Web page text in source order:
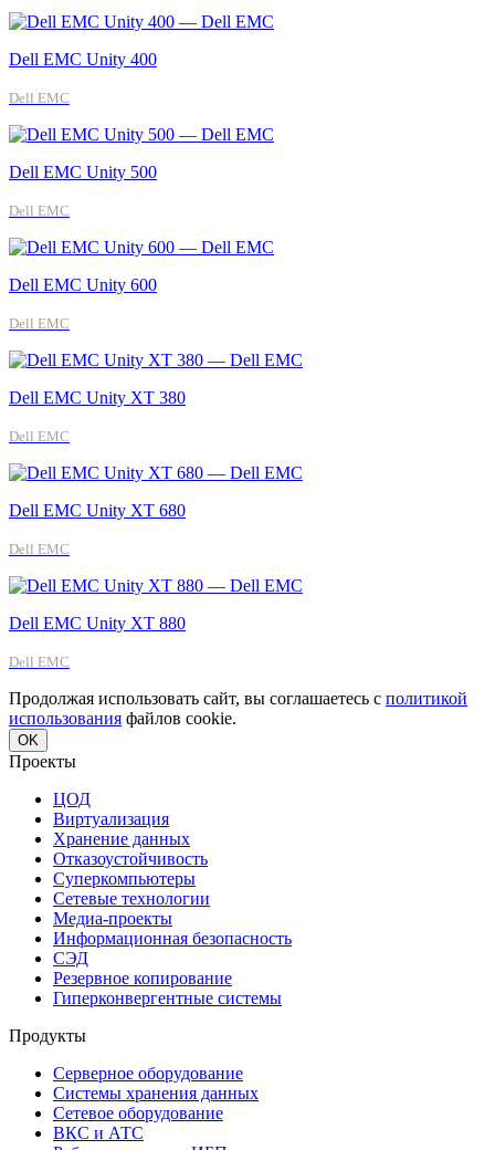
Dell EMC Unity 400
Dell EMC
Dell EMC Unity 500
Dell EMC
Dell EMC Unity 600
Dell EMC
Dell EMC Unity XT 380
Dell EMC
Dell EMC Unity XT 680
Dell EMC
Dell EMC Unity XT 880
Dell EMC
Продолжая использовать сайт, вы соглашаетесь с политикой
использования файлов cookie.
OK
Проекты
ЦОД
Виртуализация
Хранение данных
Отказоустойчивость
Суперкомпьютеры
Сетевые технологии
Медиа-проекты
Информационная безопасность
СЭД
Резервное копирование
Гиперконвергентные системы
Продукты
Серверное оборудование
Системы хранения данных
Сетевое оборудование
ВКС и АТС